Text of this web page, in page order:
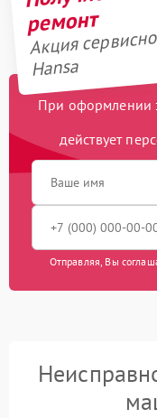
ремонт
Акция
Hansa
При оформлении
действует
Отправляя, Вы